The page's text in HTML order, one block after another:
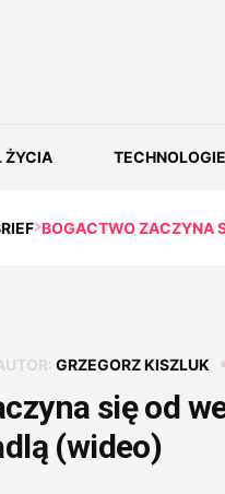
ŻYCIA TECHNOLOGIE
BOGACTWO ZACZYNA
GRZEGORZ KISZLUK
się od
(wideo)